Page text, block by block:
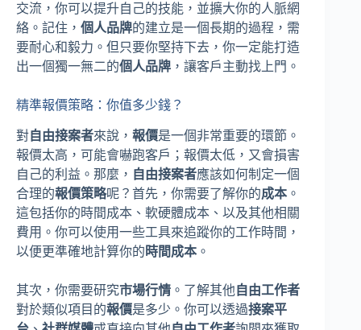
交流，你可以提升自己的技能，並擴大你的人脈網
絡。記住， 個人品牌的建立是一個長期的過程，需
要耐心和毅力。但只要你堅持下去，你一定能打造
出一個獨一無二的個人品牌 ，讓客戶主動找上門。
精準報價策略：你值多少錢？
對自由接案者來說， 報價是一個非常重要的環節。
報價太高，可能會嚇跑客戶；報價太低，又會損害
自己的利益。那麼， 自由接案者應該如何制定一個
合理的報價策略呢？首先，你需要了解你的成本 。
這包括你的時間成本、軟硬體成本、以及其他相關
費用。你可以使用一些工具來追蹤你的工作時間，
以便更準確地計算你的 時間成本 。
其次，你需要研究市場行情 。了解其他 自由工作者
對於類似項目的報價是多少。你可以透過接案平